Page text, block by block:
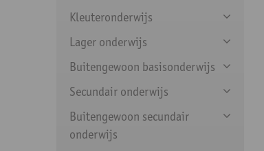
Kleuteronderwijs
Lager onderwijs
Buitengewoon basisonderwijs
Secundair onderwijs
Buitengewoon secundair
onderwijs